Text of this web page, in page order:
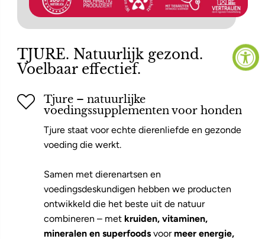
TJURE. Natuurlijk gezond.
Voelbaar effectief.
Tjure – natuurlijke
voedingssupplementen voor honden
Tjure staat voor echte dierenliefde en gezonde
voeding die werkt.
Samen met dierenartsen en
voedingsdeskundigen hebben we producten
ontwikkeld die het beste uit de natuur
combineren – met kruiden, vitaminen,
mineralen en superfoodsvoormeer energie,